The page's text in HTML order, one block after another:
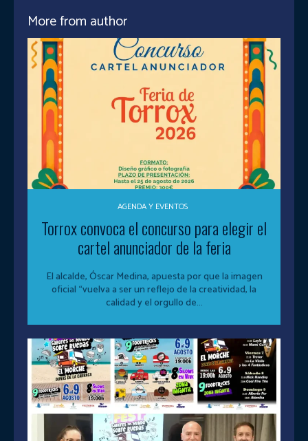
More from author
AGENDA Y EVENTOS
Torrox convoca el concurso para elegir el
cartel anunciador de la feria
El alcalde, Óscar Medina, apuesta por que la imagen
oficial “vuelva a ser un reflejo de la creatividad, la
calidad y el orgullo de...